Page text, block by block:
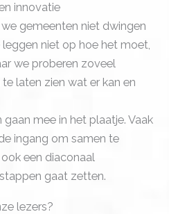
innovatie
we gemeenten niet dwingen
niet op hoe het moet,
we proberen zoveel
laten zien wat er kan en
gaan mee in het plaatje. Vaak
ingang om samen te
een diaconaal
gaat zetten.
lezers?